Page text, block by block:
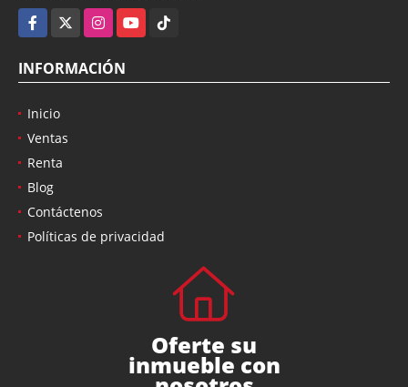
Facebook
InstagramYouTubeTikTok
INFORMACIÓN
Inicio
Ventas
Renta
Blog
Contáctenos
Políticas de privacidad
Oferte su
inmueble con